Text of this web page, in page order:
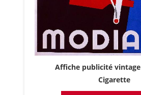
Affiche publicité
Cigarette